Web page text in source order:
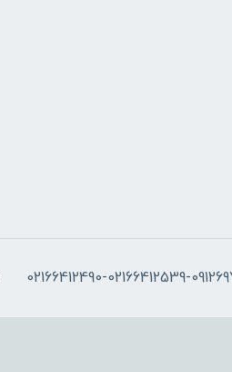
02166412490-02166412539-